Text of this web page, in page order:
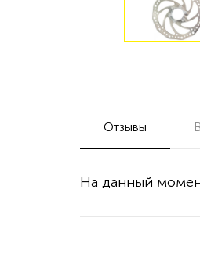
Отзывы
На данный